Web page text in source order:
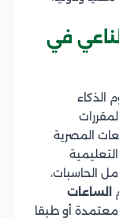
في
الذكاء
المصرية
الحاسبات،
الساعات
علي 144 ساعة معتمدة أو طبقا